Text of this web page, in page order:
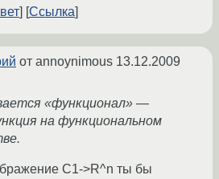
Ссылка
от annoynimous 13.12.2009
«функционал» —
на функциональном
C1->R^n ты бы